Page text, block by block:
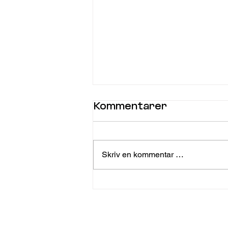
Kommentarer
Skriv en kommentar …